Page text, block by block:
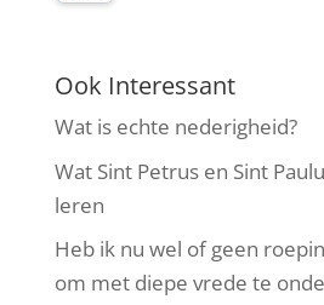
Ook Interessant
Wat is echte nederigheid?
Wat Sint Petrus en Sint
leren
Heb ik nu wel of geen
om met diepe vrede te